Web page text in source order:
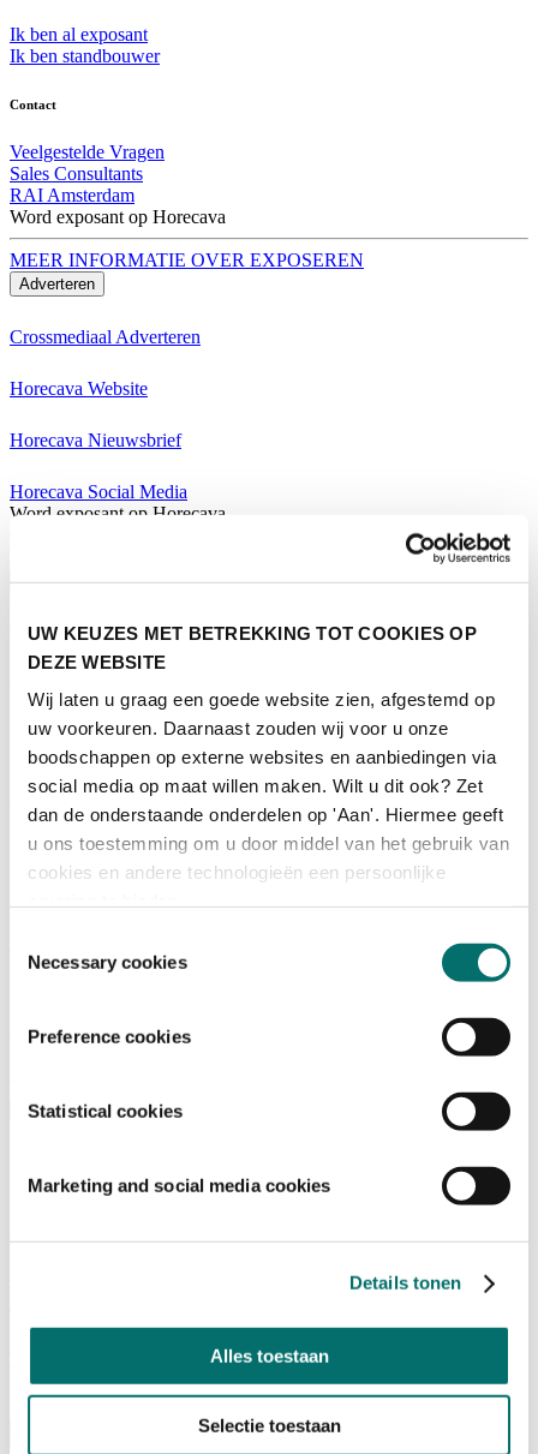
UW KEUZES MET BETREKKING TOT COOKIES OP
DEZE WEBSITE
Wij laten u graag een goede website zien, afgestemd op
uw voorkeuren. Daarnaast zouden wij voor u onze
boodschappen op externe websites en aanbiedingen via
social media op maat willen maken. Wilt u dit ook? Zet
dan de onderstaande onderdelen op 'Aan'. Hiermee geeft
u ons toestemming om u door middel van het gebruik van
cookies en andere technologieën een persoonlijke
Necessary cookies
Preference cookies
Statistical cookies
Marketing and social media cookies
Details tonen
Alles toestaan
Selectie toestaan
Ik ben al exposant
Ik ben standbouwer
Contact
Veelgestelde Vragen
Sales Consultants
RAI Amsterdam
Word exposant op Horecava
MEER INFORMATIE OVER EXPOSEREN
Adverteren
Crossmediaal Adverteren
Horecava Website
Horecava Nieuwsbrief
Horecava Social Media
Word exposant op Horecava
Bezoeken
Thema's Horecava
Programma
Activiteiten
Exposantenlijst
Plattegrond
Bezoekersinformatie
Tickets
Bezoekersinformatie
Ticket kopen voor Horecava
Over Horecava
NIEUWSBRIEF